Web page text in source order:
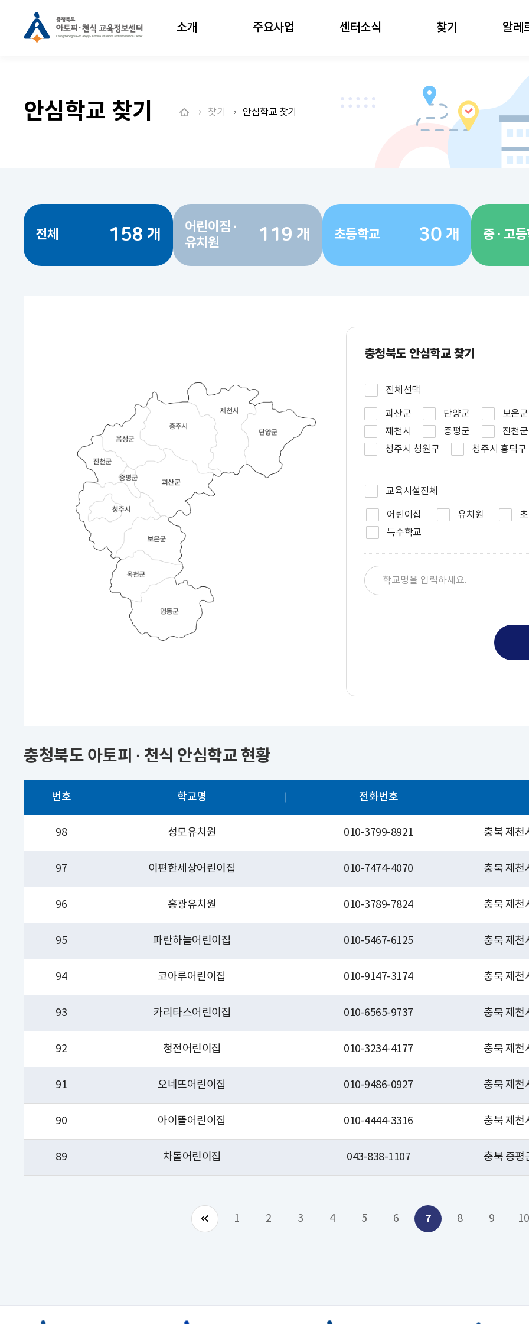
소개 주요사업 센터소식 찾기 알레
안심학교 찾기 찾기 안심학교 찾기
전체 158 개
어린이집 ·
유치원
119 개 초등학교 30 개 중 · 고
충청북도 안심학교 찾기
전체선택
괴산군 단양군
보은군
제천시
증평군
진천군
청주시 청원구
청주시 흥덕구
교육시설전체
어린이집 유치원
특수학교
충청북도 아토피 · 천식 안심학교 현황
번호 학교명 전화번호
98 성모유치원 010-3799-8921 충북 제천
97 이편한세상어린이집 010-7474-4070 충북 제천
96 홍광유치원 010-3789-7824 충북 제천
95 파란하늘어린이집 010-5467-6125 충북 제천
94 코아루어린이집 010-9147-3174 충북 제천
93 카리타스어린이집 010-6565-9737 충북 제천
92 청전어린이집 010-3234-4177 충북 제천
91 오네뜨어린이집 010-9486-0927 충북 제천
90 아이뜰어린이집 010-4444-3316 충북 제천
89 차돌어린이집 043-838-1107 충북 증평
1 2 3 4 5 6 7 8 9 10